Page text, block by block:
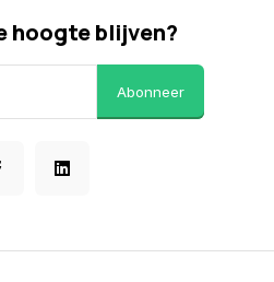
hoogte blijven?
Abonneer